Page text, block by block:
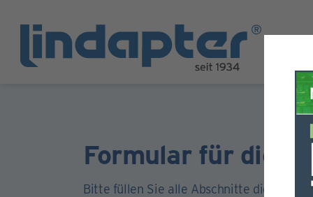
Formular für die
Bitte füllen Sie alle Abschnitte dieses